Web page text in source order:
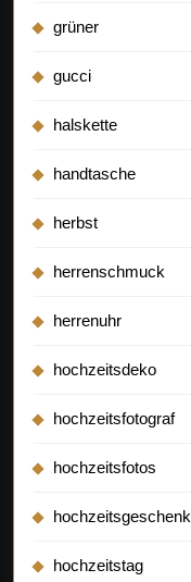
grüner
gucci
halskette
handtasche
herbst
herrenschmuck
herrenuhr
hochzeitsdeko
hochzeitsfotograf
hochzeitsfotos
hochzeitsgeschenk
hochzeitstag